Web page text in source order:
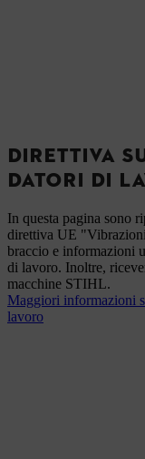
DIRETTIVA
DATORI DI
In questa pagina sono
direttiva UE
braccio e informazioni
di lavoro. Inoltre,
macchine STIHL.
Maggiori informazioni
lavoro